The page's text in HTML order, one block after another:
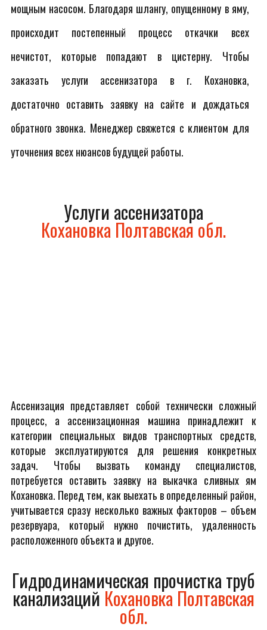
мощным насосом. Благодаря шлангу, опущенному в яму,
происходит постепенный процесс откачки всех
нечистот, которые попадают в цистерну. Чтобы
заказать услуги ассенизатора в г. Кохановка,
достаточно оставить заявку на сайте и дождаться
обратного звонка. Менеджер свяжется с клиентом для
уточнения всех нюансов будущей работы.
Услуги ассенизатора
Кохановка Полтавская обл.
Ассенизация представляет собой технически сложный
процесс, а ассенизационная машина принадлежит к
категории специальных видов транспортных средств,
которые эксплуатируются для решения конкретных
задач. Чтобы вызвать команду специалистов,
потребуется оставить заявку на выкачка сливных ям
Кохановка. Перед тем, как выехать в определенный район,
учитывается сразу несколько важных факторов – объем
резервуара, который нужно почистить, удаленность
расположенного объекта и другое.
Гидродинамическая прочистка труб
канализаций Кохановка Полтавская
обл.